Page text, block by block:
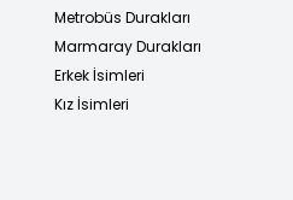
Metrobüs Durakları
Marmaray Durakları
Erkek İsimleri
Kız İsimleri